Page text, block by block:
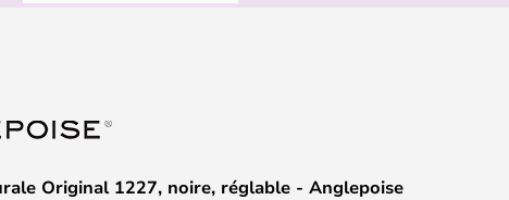
Original 1227, noire, réglable - Anglepoise